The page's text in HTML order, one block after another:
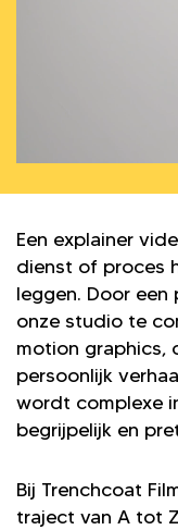
Een explainer
dienst of proces
leggen. Door
onze studio te
motion graphics,
persoonlijk
wordt complexe
begrijpelijk en
Bij Trenchcoat
traject van A tot